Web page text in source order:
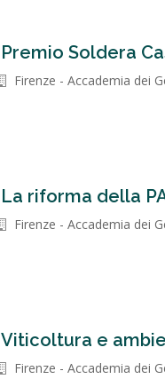
Premio Soldera
Firenze - Accademia dei
La riforma della
Firenze - Accademia dei
Viticoltura e
Firenze - Accademia dei